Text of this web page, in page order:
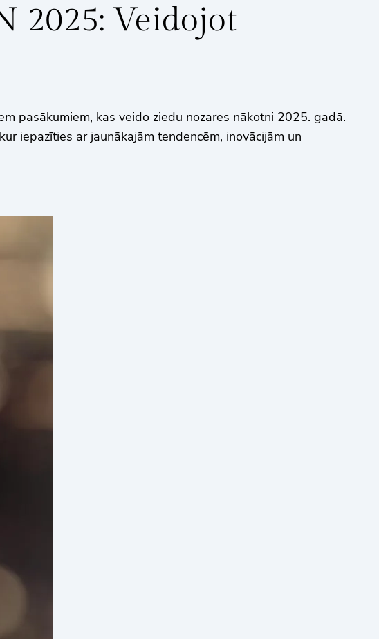
2025: Veidojot
pasākumiem, kas veido ziedu nozares nākotni 2025. gadā.
iepazīties ar jaunākajām tendencēm, inovācijām un